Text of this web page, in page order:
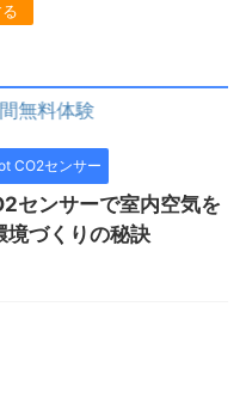
プライム・ビデオ
CO2センサー
センサーで室内空気を
境づくりの秘訣